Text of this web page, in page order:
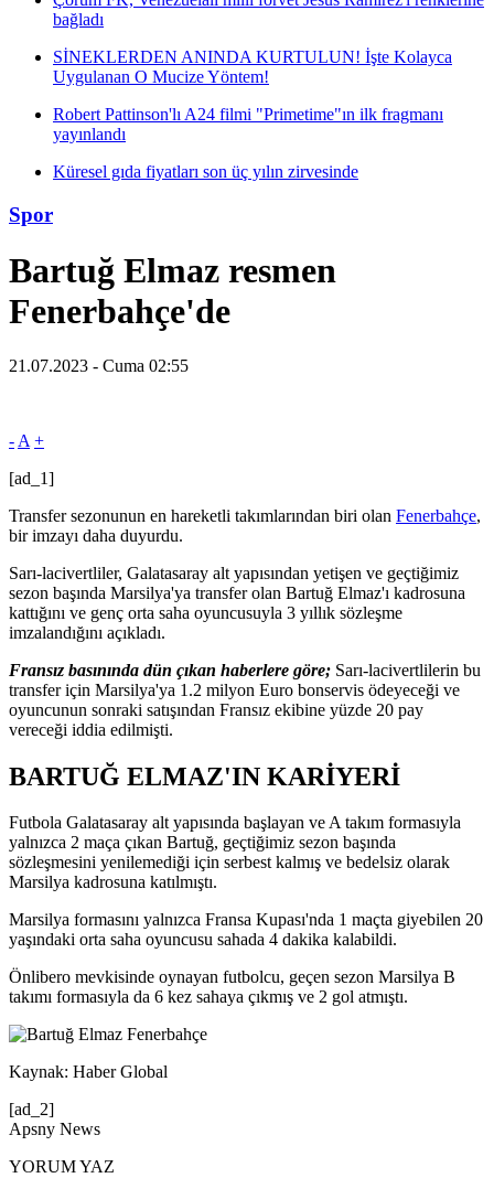
bağladı
SİNEKLERDEN ANINDA KURTULUN! İşte Kolayca
Uygulanan O Mucize Yöntem!
Robert Pattinson'lı A24 filmi "Primetime"ın ilk fragmanı
yayınlandı
Küresel gıda fiyatları son üç yılın zirvesinde
Spor
Bartuğ Elmaz resmen
Fenerbahçe'de
21.07.2023 - Cuma 02:55
- A +
[ad_1]
Transfer sezonunun en hareketli takımlarından biri olan Fenerbahçe,
bir imzayı daha duyurdu.
Sarı-lacivertliler, Galatasaray alt yapısından yetişen ve geçtiğimiz
sezon başında Marsilya'ya transfer olan Bartuğ Elmaz'ı kadrosuna
kattığını ve genç orta saha oyuncusuyla 3 yıllık sözleşme
imzalandığını açıkladı.
Fransız basınında dün çıkan haberlere göre; Sarı-lacivertlilerin bu
transfer için Marsilya'ya 1.2 milyon Euro bonservis ödeyeceği ve
oyuncunun sonraki satışından Fransız ekibine yüzde 20 pay
vereceği iddia edilmişti.
BARTUĞ ELMAZ'IN KARİYERİ
Futbola Galatasaray alt yapısında başlayan ve A takım formasıyla
yalnızca 2 maça çıkan Bartuğ, geçtiğimiz sezon başında
sözleşmesini yenilemediği için serbest kalmış ve bedelsiz olarak
Marsilya kadrosuna katılmıştı.
Marsilya formasını yalnızca Fransa Kupası'nda 1 maçta giyebilen 20
yaşındaki orta saha oyuncusu sahada 4 dakika kalabildi.
Önlibero mevkisinde oynayan futbolcu, geçen sezon Marsilya B
takımı formasıyla da 6 kez sahaya çıkmış ve 2 gol atmıştı.
Kaynak: Haber Global
[ad_2]
Apsny News
YORUM YAZ